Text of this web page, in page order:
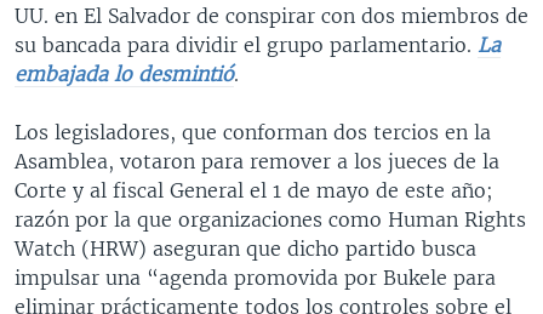
UU. en El Salvador de conspirar con dos miembros de
su bancada para dividir el grupo parlamentario. La
embajada lo desmintió.
Los legisladores, que conforman dos tercios en la
Asamblea, votaron para remover a los jueces de la
Corte y al fiscal General el 1 de mayo de este año;
razón por la que organizaciones como Human Rights
Watch (HRW) aseguran que dicho partido busca
impulsar una “agenda promovida por Bukele para
eliminar prácticamente todos los controles sobre el